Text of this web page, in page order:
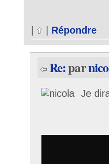
| | Répondre
Re:par
Je